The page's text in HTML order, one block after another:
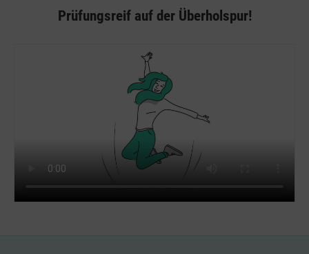
Prüfungsreif auf der Überholspur!